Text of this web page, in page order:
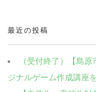
共
有
し
ウ
ィ
ド
ク
て
く
さ
最近の投稿
（受付終了）【島
ジナルゲーム作成講座